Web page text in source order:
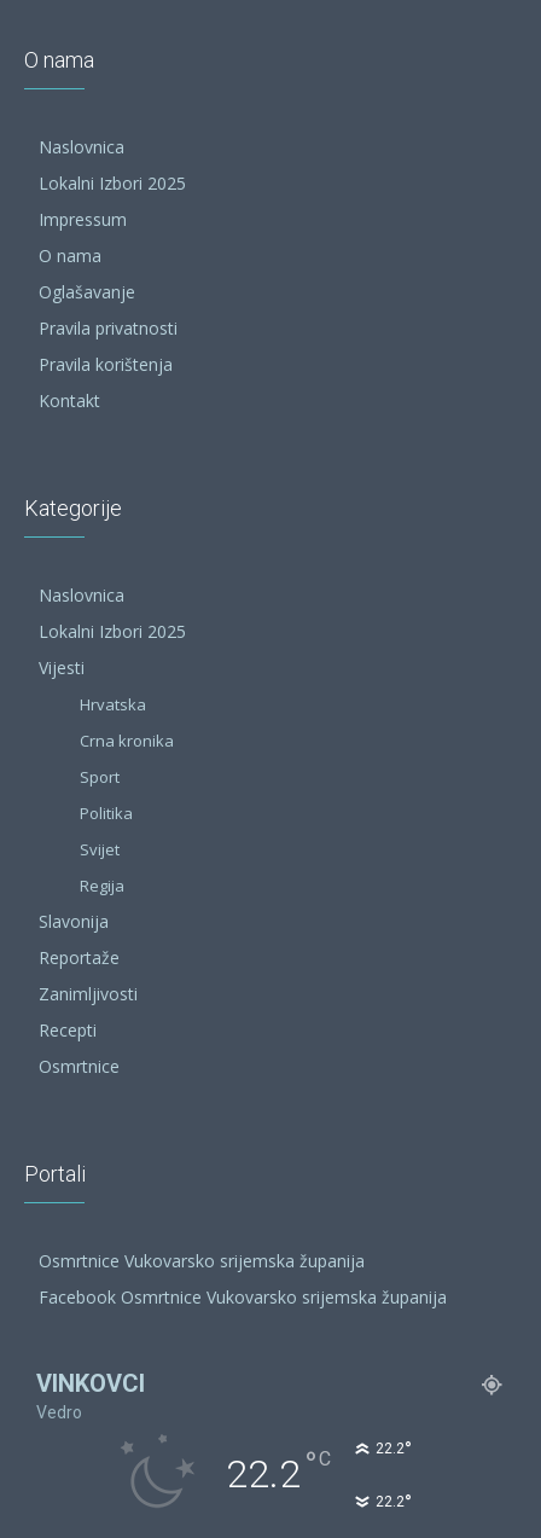
O nama
Naslovnica
Lokalni Izbori 2025
Impressum
O nama
Oglašavanje
Pravila privatnosti
Pravila korištenja
Kontakt
Kategorije
Naslovnica
Lokalni Izbori 2025
Vijesti
Hrvatska
Crna kronika
Sport
Politika
Svijet
Regija
Slavonija
Reportaže
Zanimljivosti
Recepti
Osmrtnice
Portali
Osmrtnice Vukovarsko srijemska županija
Facebook Osmrtnice Vukovarsko srijemska županija
VINKOVCI
Vedro
22.2°C 22.2°
22.2°